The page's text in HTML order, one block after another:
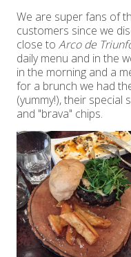
We are super fans of
customers since we
close to Arco de
daily menu and in the
in the morning and a
for a brunch we had
(yummy!), their special
and "brava" chips.